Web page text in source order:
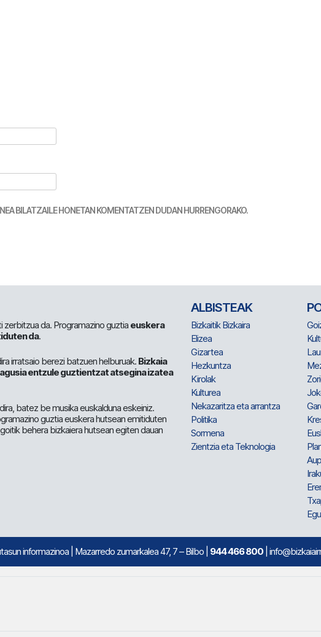
BILATZAILE HONETAN KOMENTATZEN DUDAN HURRENGORAKO.
zerbitzua da. Programazino guztia euskera
da.
irratsaio berezi batzuen helburuak. Bizkaia
entzule guztientzat atsegina izatea
batez be musika euskalduna eskeiniz.
guztia euskera hutsean emitiduten
behera bizkaiera hutsean egiten dauan
ALBISTEAK
Bizkaitik Bizkaira
Elizea
Gizartea
Hezkuntza
Kirolak
Kulturea
Nekazaritza eta arrantza
Politika
Sormena
Zientzia eta Teknologia
informazinoa | Mazarredo zumarkalea 47, 7 – Bilbo | 944 466 800 |